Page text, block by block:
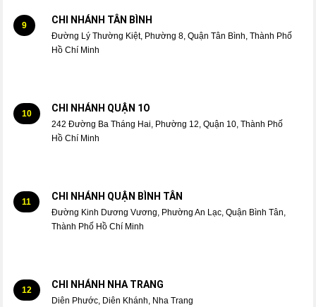
9 CHI NHÁNH TÂN BÌNH
Đường Lý Thường Kiệt, Phường 8, Quận Tân Bình, Thành Phố
Hồ Chí Minh
10 CHI NHÁNH QUẬN 1O
242 Đường Ba Tháng Hai, Phường 12, Quận 10, Thành Phố
Hồ Chí Minh
11 CHI NHÁNH QUẬN BÌNH TÂN
Đường Kinh Dương Vương, Phường An Lạc, Quận Bình Tân,
Thành Phố Hồ Chí Minh
12 CHI NHÁNH NHA TRANG
Diên Phước, Diên Khánh, Nha Trang